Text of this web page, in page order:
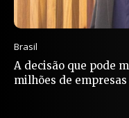
Brasil
A decisão que pode
milhões de